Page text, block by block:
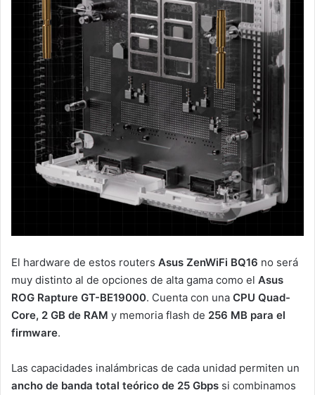
El hardware de estos routers Asus ZenWiFi BQ16 no será
muy distinto al de opciones de alta gama como el Asus
ROG Rapture GT-BE19000. Cuenta con una CPU Quad-
Core, 2 GB de RAM y memoria flash de 256 MB para el
firmware.
Las capacidades inalámbricas de cada unidad permiten un
ancho de banda total teórico de 25 Gbps si combinamos